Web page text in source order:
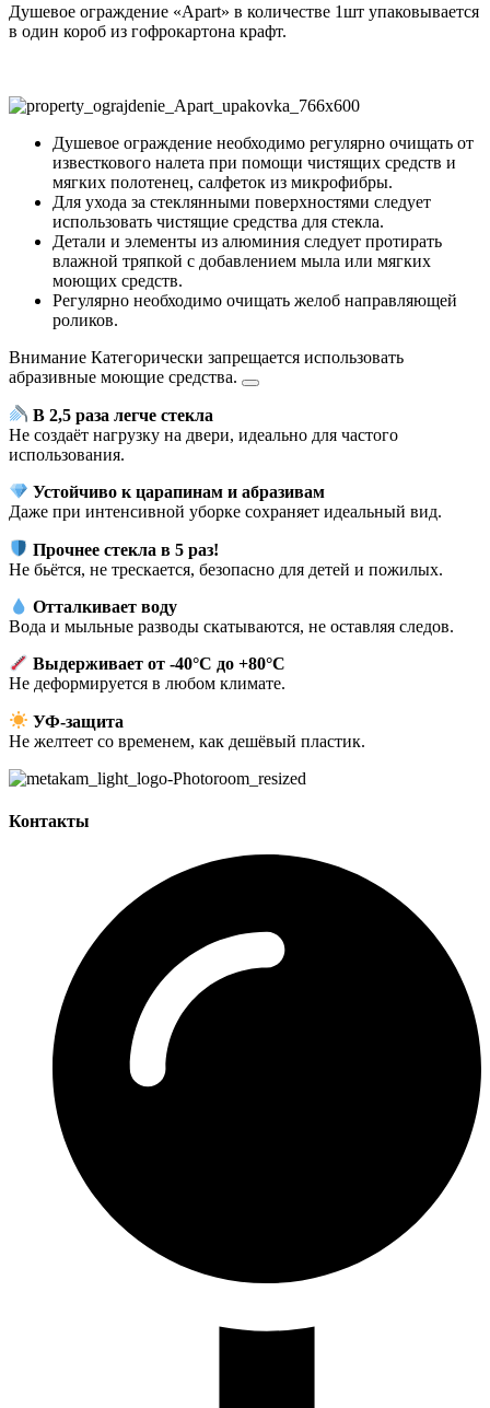
Душевое ограждение «Apart» в количестве 1шт упаковывается
в один короб из гофрокартона крафт.
Душевое ограждение необходимо регулярно очищать от
известкового налета при помощи чистящих средств и
мягких полотенец, салфеток из микрофибры.
Для ухода за стеклянными поверхностями следует
использовать чистящие средства для стекла.
Детали и элементы из алюминия следует протирать
влажной тряпкой с добавлением мыла или мягких
моющих средств.
Регулярно необходимо очищать желоб направляющей
роликов.
Внимание Категорически запрещается использовать
абразивные моющие средства.
В 2,5 раза легче стекла
Не создаёт нагрузку на двери, идеально для частого
использования.
Устойчиво к царапинам и абразивам
Даже при интенсивной уборке сохраняет идеальный вид.
Прочнее стекла в 5 раз!
Не бьётся, не трескается, безопасно для детей и пожилых.
Отталкивает воду
Вода и мыльные разводы скатываются, не оставляя следов.
Выдерживает от -40°C до +80°C
Не деформируется в любом климате.
УФ-защита
Не желтеет со временем, как дешёвый пластик.
Контакты